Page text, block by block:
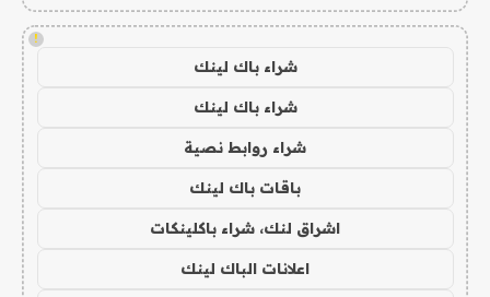
!
شراء باك لينك
شراء باك لينك
شراء روابط نصية
باقات باك لينك
اشراق لنك، شراء باكلينكات
اعلانات الباك لينك